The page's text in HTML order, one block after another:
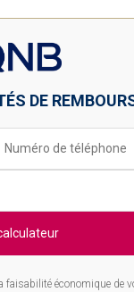
DE
économique de